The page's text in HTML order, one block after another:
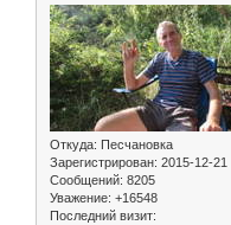
Откуда: Песчановка
Зарегистрирован: 2015-12-21
Сообщений: 8205
Уважение: +16548
Последний визит: